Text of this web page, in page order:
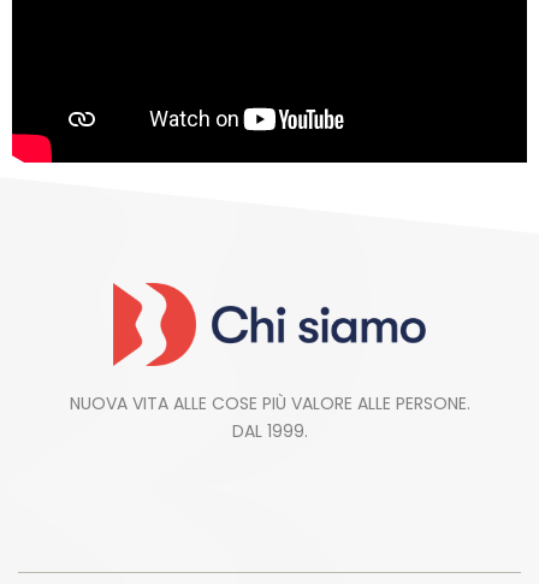
NUOVA VITA ALLE COSE PIÙ VALORE ALLE PERSONE.
DAL 1999.